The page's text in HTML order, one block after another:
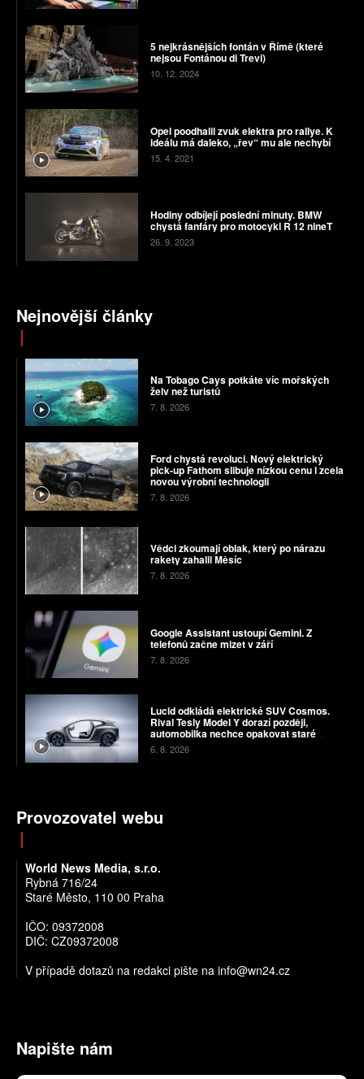
5 nejkrásnějších fontán v Římě (které
nejsou Fontánou di Trevi)
10. 12. 2024
Opel poodhalil zvuk elektra pro rallye. K
ideálu má daleko, „řev“ mu ale nechybí
15. 4. 2021
Hodiny odbíjejí poslední minuty. BMW
chystá fanfáry pro motocykl R 12 nineT
26. 9. 2023
Nejnovější články
Na Tobago Cays potkáte víc mořských
želv než turistů
7. 8. 2026
Ford chystá revoluci. Nový elektrický
pick-up Fathom slibuje nízkou cenu i zcela
novou výrobní technologii
7. 8. 2026
Vědci zkoumají oblak, který po nárazu
rakety zahalil Měsíc
7. 8. 2026
Google Assistant ustoupí Gemini. Z
telefonů začne mizet v září
7. 8. 2026
Lucid odkládá elektrické SUV Cosmos.
Rival Tesly Model Y dorazí později,
automobilka nechce opakovat staré
chyby
6. 8. 2026
Provozovatel webu
World News Media, s.r.o.
Rybná 716/24
Staré Město, 110 00 Praha
IČO: 09372008
DIČ: CZ09372008
V případě dotazů na redakci pište na info@wn24.cz
Napište nám